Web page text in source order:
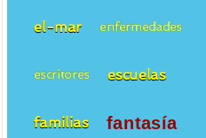
el-mar enfermedades
escritores escuelas
familias fantasía